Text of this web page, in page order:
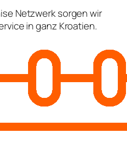
Netzwerk sorgen wir
in ganz Kroatien.